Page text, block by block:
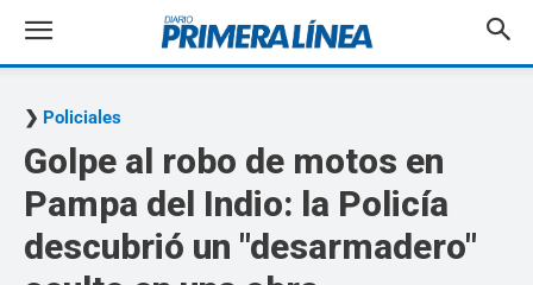
Policiales
Golpe al robo de motos en
Pampa del Indio: la Policía
descubrió un "desarmadero"